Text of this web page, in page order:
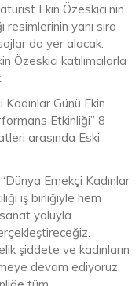
Ekin Özeskici’nin
resimlerinin yanı sıra
da yer alacak.
Özeskici katılımcılarla
Günü Ekin
Etkinliği” 8
arasında Eski
Emekçi Kadınlar
iş birliğiyle hem
yoluyla
şiddete ve kadınların
devam ediyoruz.